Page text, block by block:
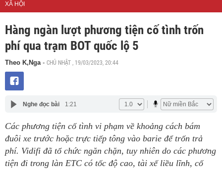
XÃ HỘI
Hàng ngàn lượt phương tiện cố tình trốn
phí qua trạm BOT quốc lộ 5
Theo K,Nga- CHỦ NHẬT , 19/03/2023, 20:44
Nghe đọc bài 1:21
Các phương tiện cố tình vi phạm về khoảng cách bám
đuôi xe trước hoặc trực tiếp tông vào barie để trốn trả
phí. Vidifi đã tổ chức ngăn chặn, tuy nhiên do các phương
tiện đi trong làn ETC có tốc độ cao, tài xế liều lĩnh, cố